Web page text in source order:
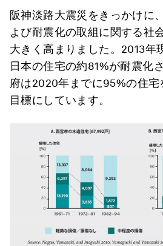
阪神淡路大震災をきっかけに
よび耐震化の取組に関する社
大きく高まりました。2013年
日本の住宅の約81%が耐震化
府は2020年までに95%の住宅
目標にしています。